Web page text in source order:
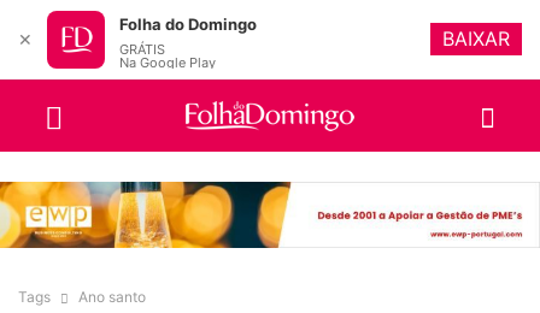
Tags Ano santo
✕
Folha do Domingo
GRÁTIS
Na Google Play
BAIXAR